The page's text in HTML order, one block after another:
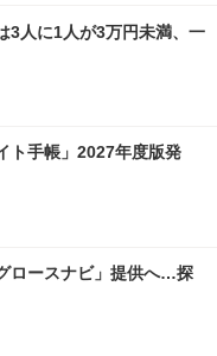
3人に1人が3万円未満、一
ト手帳」2027年度版発
ロースナビ」提供へ…探